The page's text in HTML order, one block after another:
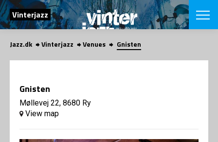
SEARCH
Vinterjazz
App
App
Jazz.dk Vinterjazz Venues Gnisten
Gnisten
Møllevej 22, 8680 Ry
View map